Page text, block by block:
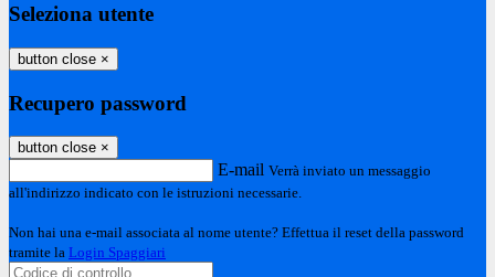
Seleziona utente
button close ×
Recupero password
button close ×
E-mail Verrà inviato un messaggio
all'indirizzo indicato con le istruzioni necessarie.
Non hai una e-mail associata al nome utente? Effettua il reset della password
tramite la Login Spaggiari